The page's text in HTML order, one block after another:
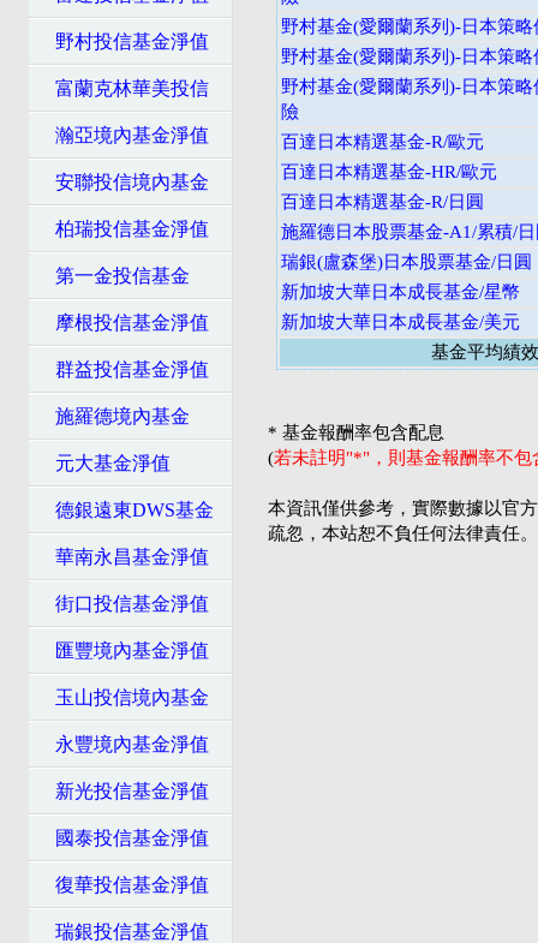
野村投信基金淨值
富蘭克林華美投信
瀚亞境內基金淨值
安聯投信境內基金
柏瑞投信基金淨值
第一金投信基金
摩根投信基金淨值
群益投信基金淨值
施羅德境內基金
元大基金淨值
德銀遠東DWS基金
華南永昌基金淨值
街口投信基金淨值
匯豐境內基金淨值
玉山投信境內基金
永豐境內基金淨值
新光投信基金淨值
國泰投信基金淨值
復華投信基金淨值
瑞銀投信基金淨值
野村基金(愛爾蘭系列)-日本策
野村基金(愛爾蘭系列)-日本策
野村基金(愛爾蘭系列)-日本策
險
百達日本精選基金-R/歐元
百達日本精選基金-HR/歐元
百達日本精選基金-R/日圓
施羅德日本股票基金-A1/累積/
瑞銀(盧森堡)日本股票基金/日圓
新加坡大華日本成長基金/星幣
新加坡大華日本成長基金/美元
基金平均績效
* 基金報酬率包含配息
(若未註明"*"，則基金報酬率不
本資訊僅供參考，實際數據以官
疏忽，本站恕不負任何法律責任。